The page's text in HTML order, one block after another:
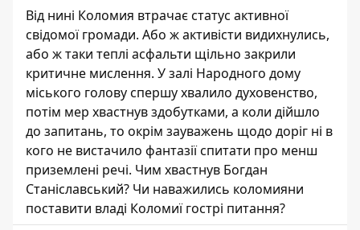
Від нині Коломия втрачає статус активної
свідомої громади. Або ж активісти видихнулись,
або ж таки теплі асфальти щільно закрили
критичне мислення. У залі Народного дому
міського голову спершу хвалило духовенство,
потім мер хвастнув здобутками, а коли дійшло
до запитань, то окрім зауважень щодо доріг ні в
кого не вистачило фантазії спитати про менш
приземлені речі. Чим хвастнув Богдан
Станіславський? Чи наважились коломияни
поставити владі Коломиї гострі питання?